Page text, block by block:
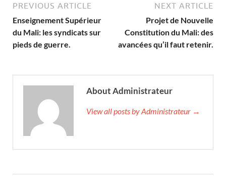
PREVIOUS ARTICLE
Enseignement Supérieur
du Mali: les syndicats sur
pieds de guerre.
NEXT ARTICLE
Projet de Nouvelle
Constitution du Mali: des
avancées qu’il faut retenir.
About Administrateur
View all posts by Administrateur →